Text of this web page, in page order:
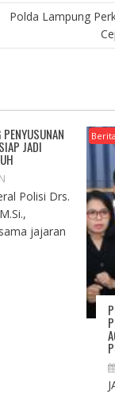
Polda Lampung
JADI
Polisi Drs.
jajaran
Berita